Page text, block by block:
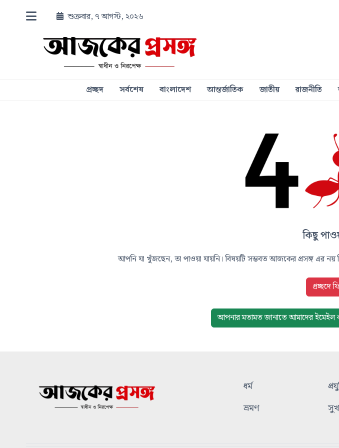
শুক্রবার, ৭ আগস্ট, ২০২৬
প্রচ্ছদ সর্বশেষ বাংলাদেশ আন্তর্জাতিক জাতীয় রাজনীতি
কিছু
আপনি যা খুঁজছেন, তা পাওয়া যায়নি। বিষয়টি সম্ভবত আজকের প্রসঙ্গ এর নয়
প্রচ্ছদে
আপনার মতামত জানাতে আমাদের
ধর্ম
ভ্রমণ